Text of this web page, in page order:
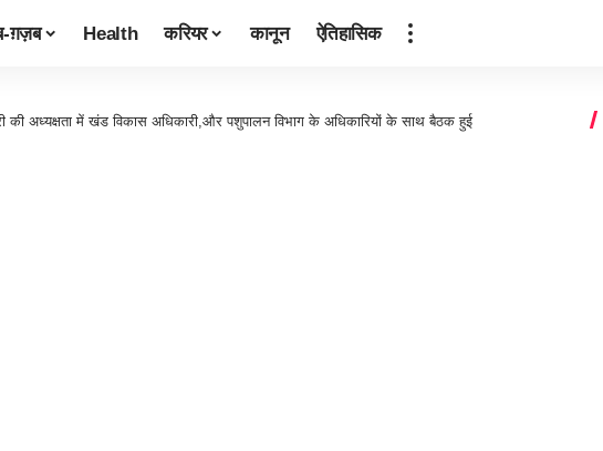
ग़ज़ब Health करियर कानून ऐतिहासिक
की अध्यक्षता में खंड विकास अधिकारी,और पशुपालन विभाग के अधिकारियों के साथ बैठक हुई